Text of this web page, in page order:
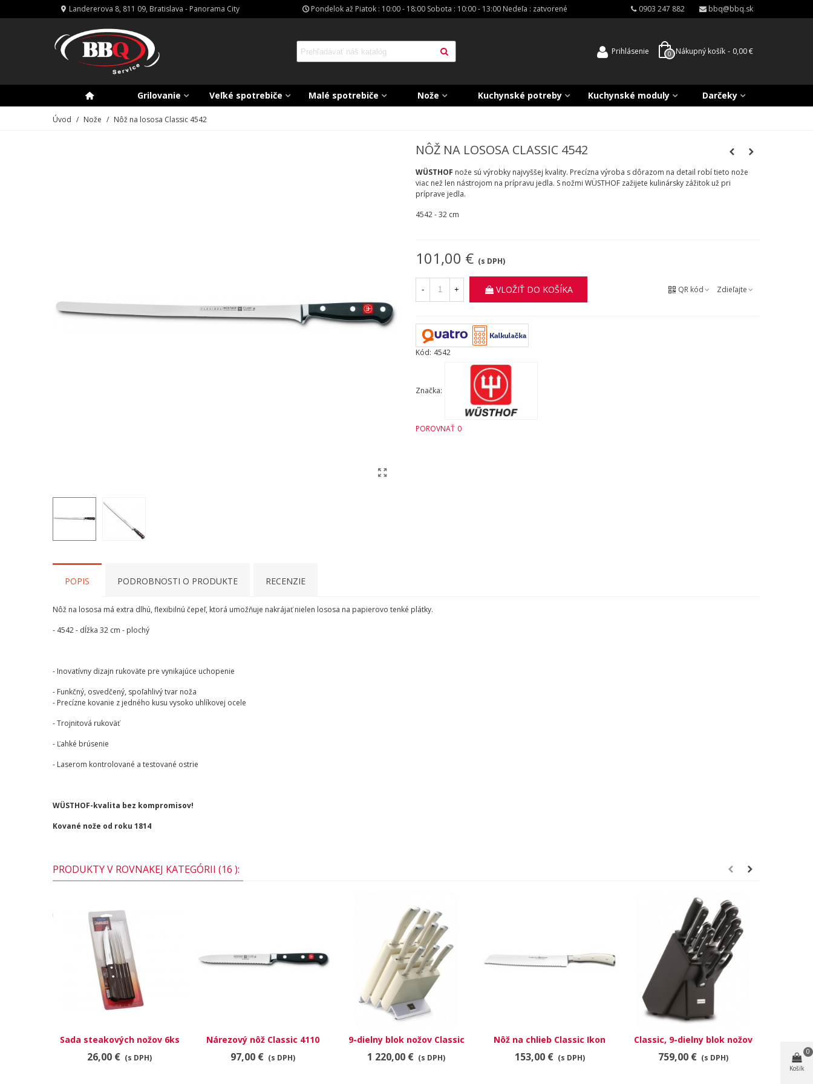
Landererova 8, 811 09, Bratislava - Panorama City Pondelok až Piatok : 10:00 - 18:00 Sobota : 10:00 - 13:00 Nedeľa : zatvorené 0903 247 882 bbq@bbq.sk
Prihlásenie 0 Nákupný košík - 0,00 €
Grilovanie Veľké spotrebiče Malé spotrebiče Nože Kuchynské potreby Kuchynské moduly Darčeky
Úvod / Nože / Nôž na lososa Classic 4542
NÔŽ NA LOSOSA CLASSIC 4542
WÜSTHOF nože sú výrobky najvyššej kvality. Precízna výroba s dôrazom na detail robí tieto nože
viac než len nástrojom na prípravu jedla. S nožmi WÜSTHOF zažijete kulinársky zážitok už pri
príprave jedla.
4542 - 32 cm
101,00 € (s DPH)
- + VLOŽIŤ DO KOŠÍKA QR kód Zdieľajte
Kód: 4542
Značka:
POROVNAŤ 0
POPIS PODROBNOSTI O PRODUKTE RECENZIE
Nôž na lososa má extra dlhú, flexibilnú čepeľ, ktorá umožňuje nakrájať nielen lososa na papierovo tenké plátky.
- 4542 - dĺžka 32 cm - plochý
- Inovatívny dizajn rukoväte pre vynikajúce uchopenie
- Funkčný, osvedčený, spoľahlivý tvar noža
- Precízne kovanie z jedného kusu vysoko uhlíkovej ocele
- Trojnitová rukoväť
- Ľahké brúsenie
- Laserom kontrolované a testované ostrie
WÜSTHOF-kvalita bez kompromisov!
Kované nože od roku 1814
PRODUKTY V ROVNAKEJ KATEGÓRII (16 ):
Sada steakových nožov 6ks
26,00 € (s DPH)
Nárezový nôž Classic 4110
97,00 € (s DPH)
9-dielny blok nožov Classic
Ikon Creme 9874
1 220,00 € (s DPH)
Nôž na chlieb Classic Ikon
Creme 4166-0/23
153,00 € (s DPH)
Classic, 9-dielny blok nožov
9843
759,00 € (s DPH)
Košík
0